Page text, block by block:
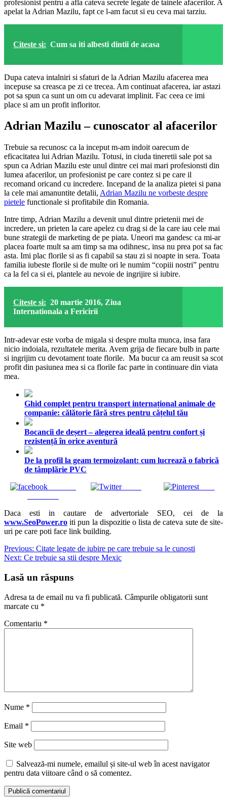
profesionist pentru a afla cateva secrete legate de tainele afacerilor. A
apelat la Adrian Mazilu, fapt ce l-am facut si eu ceva mai tarziu.
Citeste si: Cum sa iti albesti dintii de acasa
Dupa cateva intalniri si sfaturi de la Adrian Mazilu afacerea mea
incepuse sa creasca pe zi ce trecea. Am continuat afacerea, iar astazi
pot sa spun ca sunt un om cu adevarat implinit. Fac ceea ce imi
place si am un profit infloritor.
Adrian Mazilu – cunoscator al afacerilor
Trebuie sa recunosc ca la inceput m-am indoit oarecum de
eficacitatea lui Adrian Mazilu. Totusi, in ciuda tineretii sale pot sa
spun ca Adrian Mazilu este unul dintre cei mai mari profesionsti din
lumea afacerilor, un profesionist pe care contez si pe care il
recomand oricand cu incredere. Incepand de la analiza pietei si pana
la cele mai amanuntite detalii, Adrian Mazilu ne vorbeste despre
pietele functionale si profitabile din Romania.
Intre timp, Adrian Mazilu a devenit unul dintre prietenii mei de
incredere, un prieten la care apelez cu drag si de la care iau cele mai
bune strategii de marketing de pe piata. Uneori ma gandesc ca mi-ar
placea foarte mult sa am timp sa ma odihnesc, insa nu prea pot sa fac
asta. Imi plac florile si as fi capabil sa stau zi si noapte in sera. Toata
familia iubeste florile si de multe ori le numim “copiii nostri” pentru
ca la fel ca si ei, plantele au nevoie de ingrijire si iubire.
Citeste si: 20 martie 2016, Ziua
Internationala a Fericirii
Intr-adevar este vorba de migala si despre multa munca, insa fara
nicio indoiala, rezultatele merita. Avem grija de fiecare bulb in parte
si ingrijim cu devotament toate florile. Ma bucur ca am reusit sa scot
profit din pasiunea mea si ca florile fac parte in continuare din viata
mea.
Ghid complet pentru transport internațional animale de
companie: călătorie fără stres pentru cățelul tău
Bocancii de deșert – alegerea ideală pentru confort și
rezistență în orice aventură
De la profil la geam termoizolant: cum lucrează o fabrică
de tâmplărie PVC
Tweet Save
Daca esti in cautare de advertoriale SEO, cei de la
www.SeoPower.ro iti pun la dispozitie o lista de cateva sute de site-
uri pe care poti face link building.
Navigare
în
articole
Previous: Citate legate de iubire pe care trebuie sa le cunosti
Next: Ce trebuie sa stii despre Mexic
Lasă un răspuns
Adresa ta de email nu va fi publicată. Câmpurile obligatorii sunt
marcate cu *
Comentariu *
Nume *
Email *
Site web
Salvează-mi numele, emailul și site-ul web în acest navigator
pentru data viitoare când o să comentez.